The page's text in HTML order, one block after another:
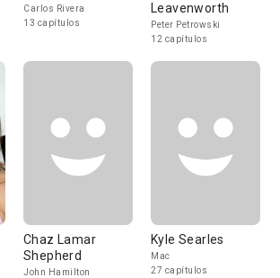
Carlos Rivera
13 capítulos
Leavenworth
Peter Petrowski
12 capítulos
Chaz Lamar
Shepherd
John Hamilton
Kyle Searles
Mac
27 capítulos